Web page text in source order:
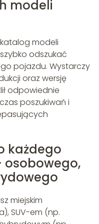
modeli
modeli
odszukać
pojazdu. Wystarczy
oraz wersję
odpowiednie
poszukiwań i
każdego
miejskim
SUV-em (np.